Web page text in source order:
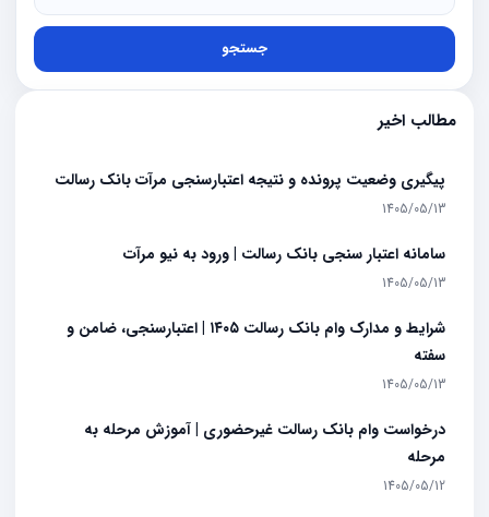
جستجو
مطالب اخیر
پیگیری وضعیت پرونده و نتیجه اعتبارسنجی مرآت بانک رسالت
1405/05/13
سامانه اعتبار سنجی بانک رسالت | ورود به نیو مرآت
1405/05/13
شرایط و مدارک وام بانک رسالت ۱۴۰۵ | اعتبارسنجی، ضامن و
سفته
1405/05/13
درخواست وام بانک رسالت غیرحضوری | آموزش مرحله به
مرحله
1405/05/12